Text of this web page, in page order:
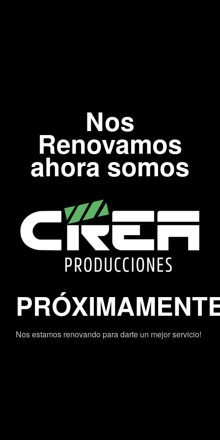
Nos
Renovamos
ahora somos
Nos estamos renovando para darte un mejor servicio!